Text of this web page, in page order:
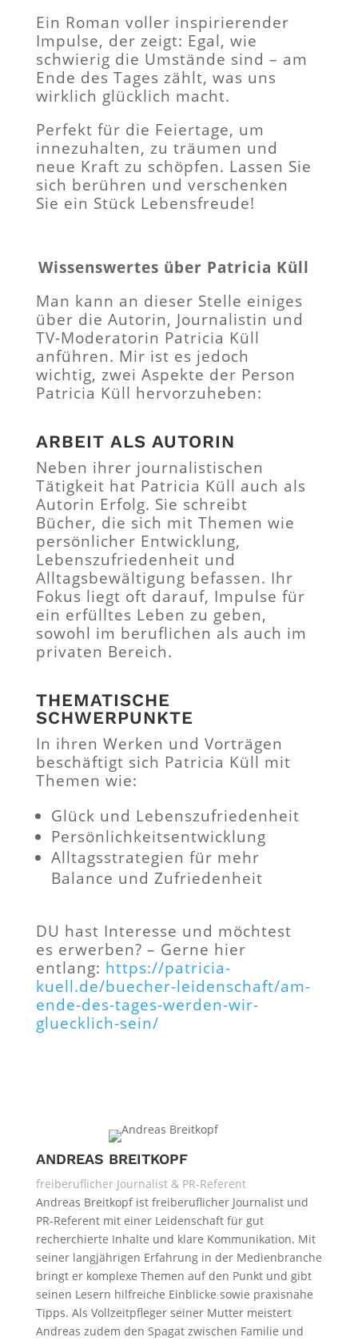
Ein Roman voller inspirierender
Impulse, der zeigt: Egal, wie
schwierig die Umstände sind – am
Ende des Tages zählt, was uns
wirklich glücklich macht.
Perfekt für die Feiertage, um
innezuhalten, zu träumen und
neue Kraft zu schöpfen. Lassen Sie
sich berühren und verschenken
Sie ein Stück Lebensfreude!
Wissenswertes über Patricia Küll
Man kann an dieser Stelle einiges
über die Autorin, Journalistin und
TV-Moderatorin Patricia Küll
anführen. Mir ist es jedoch
wichtig, zwei Aspekte der Person
Patricia Küll hervorzuheben:
ARBEIT ALS AUTORIN
Neben ihrer journalistischen
Tätigkeit hat Patricia Küll auch als
Autorin Erfolg. Sie schreibt
Bücher, die sich mit Themen wie
persönlicher Entwicklung,
Lebenszufriedenheit und
Alltagsbewältigung befassen. Ihr
Fokus liegt oft darauf, Impulse für
ein erfülltes Leben zu geben,
sowohl im beruflichen als auch im
privaten Bereich.
THEMATISCHE
SCHWERPUNKTE
In ihren Werken und Vorträgen
beschäftigt sich Patricia Küll mit
Themen wie:
Glück und Lebenszufriedenheit
Persönlichkeitsentwicklung
Alltagsstrategien für mehr
Balance und Zufriedenheit
DU hast Interesse und möchtest
es erwerben? – Gerne hier
entlang: https://patricia-
kuell.de/buecher-leidenschaft/am-
ende-des-tages-werden-wir-
gluecklich-sein/
ANDREAS BREITKOPF
freiberuflicher Journalist & PR-Referent
Andreas Breitkopf ist freiberuflicher Journalist und
PR-Referent mit einer Leidenschaft für gut
recherchierte Inhalte und klare Kommunikation. Mit
seiner langjährigen Erfahrung in der Medienbranche
bringt er komplexe Themen auf den Punkt und gibt
seinen Lesern hilfreiche Einblicke sowie praxisnahe
Tipps. Als Vollzeitpfleger seiner Mutter meistert
Andreas zudem den Spagat zwischen Familie und